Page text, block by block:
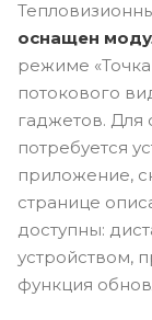
оснащен
режиме «Точка
потокового
гаджетов.
потребуется
приложение,
странице
доступны:
устройством,
функция